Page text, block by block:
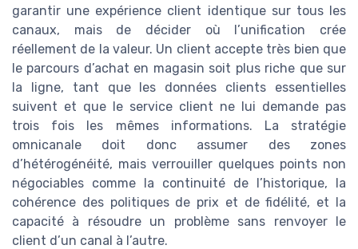
garantir une expérience client identique sur tous les
canaux, mais de décider où l’unification crée
réellement de la valeur. Un client accepte très bien que
le parcours d’achat en magasin soit plus riche que sur
la ligne, tant que les données clients essentielles
suivent et que le service client ne lui demande pas
trois fois les mêmes informations. La stratégie
omnicanale doit donc assumer des zones
d’hétérogénéité, mais verrouiller quelques points non
négociables comme la continuité de l’historique, la
cohérence des politiques de prix et de fidélité, et la
capacité à résoudre un problème sans renvoyer le
client d’un canal à l’autre.